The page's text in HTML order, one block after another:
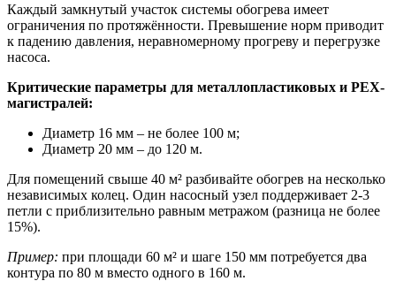
Каждый замкнутый участок системы обогрева имеет
ограничения по протяжённости. Превышение норм приводит
к падению давления, неравномерному прогреву и перегрузке
насоса.
Критические параметры для металлопластиковых и PEX-
магистралей:
Диаметр 16 мм – не более 100 м;
Диаметр 20 мм – до 120 м.
Для помещений свыше 40 м² разбивайте обогрев на несколько
независимых колец. Один насосный узел поддерживает 2-3
петли с приблизительно равным метражом (разница не более
15%).
Пример: при площади 60 м² и шаге 150 мм потребуется два
контура по 80 м вместо одного в 160 м.